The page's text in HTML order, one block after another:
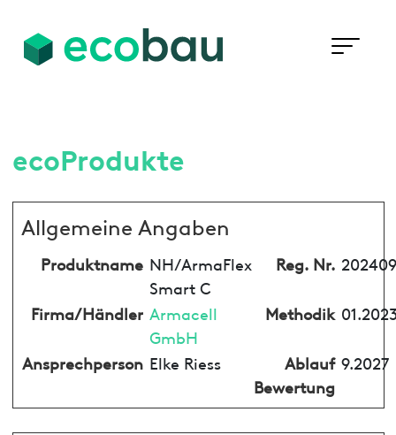
ecoProdukte
Allgemeine Angaben
Produktname NH/ArmaFlex
Smart C
Reg. Nr.
Firma/Händler Armacell
GmbH
Methodik
Ansprechperson Elke Riess
Ablauf
Bewertung
9.2027